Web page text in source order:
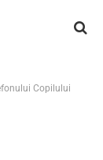
Copilului